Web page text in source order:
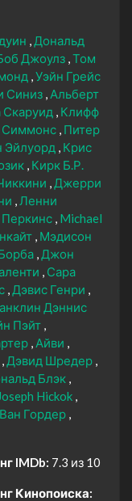
Дональд
Джоулз Том
Уэйн Грейс
Синиз Альберт
Скаруид
Клифф
Питер
Эйлуорд
Крис
Кирк Б.Р.
Джерри
Ленни
Michael
Мэдисон
Джон
Сара
Дэвис Генри
Дэннис
Пэйт
Айви
Дэвид Шредер
Блэк
Hickok
Гордер
IMDb: 7.3 из 10
Кинопоиска: